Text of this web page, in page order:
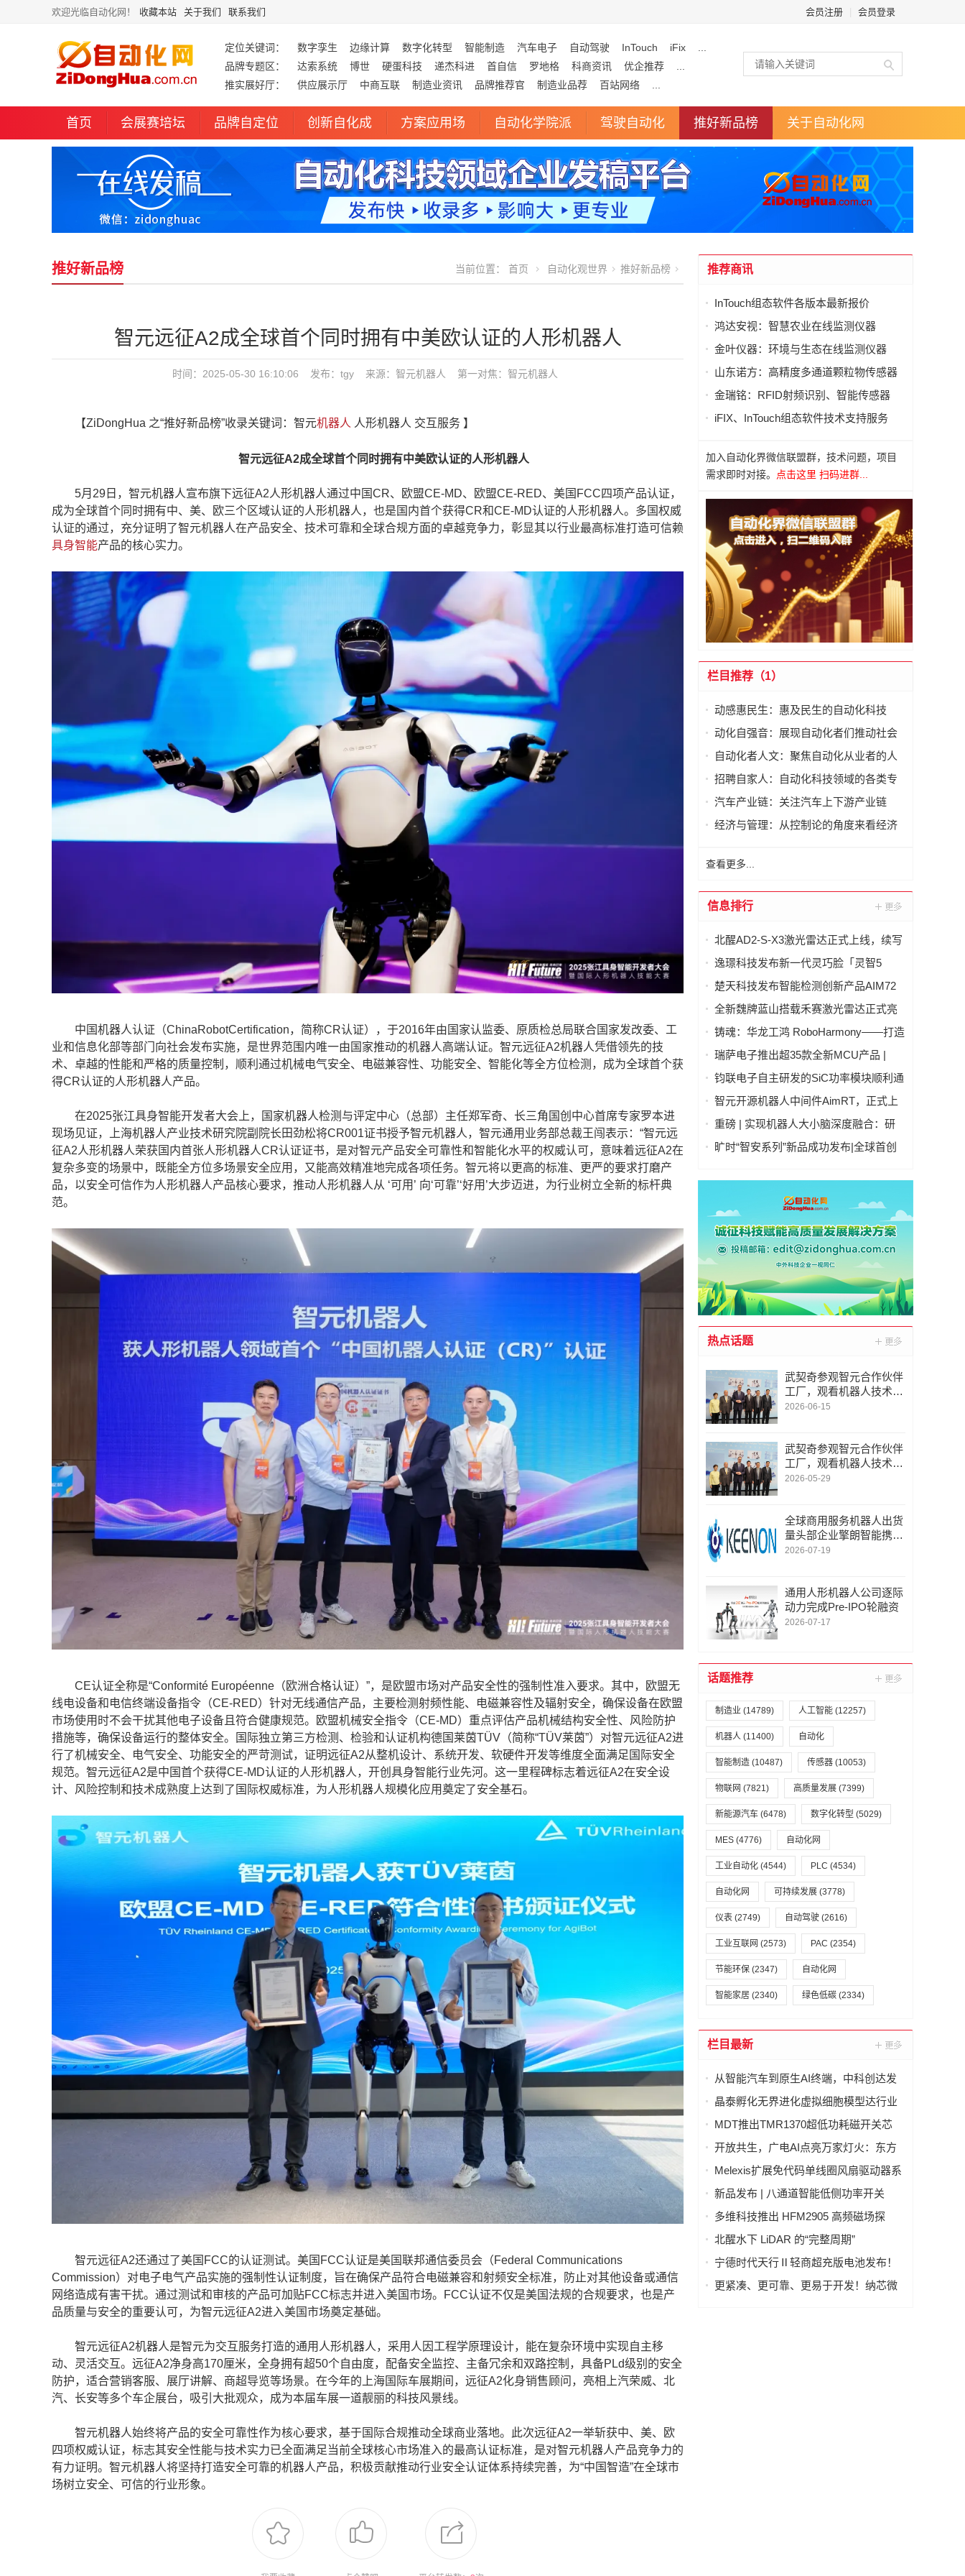
欢迎光临自动化网！ 收藏本站 关于我们 联系我们 会员注册 会员登录
定位关键词： 数字孪生 边缘计算 数字化转型 智能制造 汽车电子 自动驾驶 InTouch iFix
品牌专题区：
达索系统 博世 硬蛋科技 递杰科进 首自信 罗地格 科商资讯 优企推荐
推实展好厅：
供应展示厅 中商互联 制造业资讯 品牌推荐官 制造业品荐 百站网络
首页 会展赛培坛 品牌自定位 创新自化成 方案应用场 自动化学院派 驾驶自动化 推好新品榜 关于自动化网
推好新品榜 当前位置： 首页 自动化观世界 推好新品榜
智元远征A2成全球首个同时拥有中美欧认证的人形机器人
时间：2025-05-30 16:10:06 发布：tgy 来源：智元机器人 第一对焦： 智元机器人
【ZiDongHua 之“推好新品榜”收录关键词：智元机器人 人形机器人 交互服务 】
智元远征A2成全球首个同时拥有中美欧认证的人形机器人
5月29日，智元机器人宣布旗下远征A2人形机器人通过中国CR、欧盟CE-MD、欧盟CE-RED、美国FCC四项产品认证，
成为全球首个同时拥有中、美、欧三个区域认证的人形机器人，也是国内首个获得CR和CE-MD认证的人形机器人。多国权威
认证的通过，充分证明了智元机器人在产品安全、技术可靠和全球合规方面的卓越竞争力，彰显其以行业最高标准打造可信赖
具身智能产品的核心实力。
中国机器人认证（ChinaRobotCertification，简称CR认证），于2016年由国家认监委、原质检总局联合国家发改委、工
业和信息化部等部门向社会发布实施，是世界范围内唯一由国家推动的机器人高端认证。智元远征A2机器人凭借领先的技
术、卓越的性能和严格的质量控制，顺利通过机械电气安全、电磁兼容性、功能安全、智能化等全方位检测，成为全球首个获
得CR认证的人形机器人产品。
在2025张江具身智能开发者大会上，国家机器人检测与评定中心（总部）主任郑军奇、长三角国创中心首席专家罗本进
现场见证，上海机器人产业技术研究院副院长田劲松将CR001证书授予智元机器人，智元通用业务部总裁王闯表示：“智元远
征A2人形机器人荣获国内首张人形机器人CR认证证书，是对智元产品安全可靠性和智能化水平的权威认可，意味着远征A2在
复杂多变的场景中，既能全方位多场景安全应用，又能高效精准地完成各项任务。智元将以更高的标准、更严的要求打磨产
品，以安全可信作为人形机器人产品核心要求，推动人形机器人从 ‘可用’ 向‘可靠’‘好用’大步迈进，为行业树立全新的标杆典
范。
CE认证全称是“Conformité Européenne（欧洲合格认证）”，是欧盟市场对产品安全性的强制性准入要求。其中，欧盟无
线电设备和电信终端设备指令（CE-RED）针对无线通信产品，主要检测射频性能、电磁兼容性及辐射安全，确保设备在欧盟
市场使用时不会干扰其他电子设备且符合健康规范。欧盟机械安全指令（CE-MD）重点评估产品机械结构安全性、风险防护
措施等，确保设备运行的整体安全。国际独立第三方检测、检验和认证机构德国莱茵TÜV（简称“TÜV莱茵”）对智元远征A2进
行了机械安全、电气安全、功能安全的严苛测试，证明远征A2从整机设计、系统开发、软硬件开发等维度全面满足国际安全
规范。智元远征A2是中国首个获得CE-MD认证的人形机器人，开创具身智能行业先河。这一里程碑标志着远征A2在安全设
计、风险控制和技术成熟度上达到了国际权威标准，为人形机器人规模化应用奠定了安全基石。
智元远征A2还通过了美国FCC的认证测试。美国FCC认证是美国联邦通信委员会（Federal Communications
Commission）对电子电气产品实施的强制性认证制度，旨在确保产品符合电磁兼容和射频安全标准，防止对其他设备或通信
网络造成有害干扰。通过测试和审核的产品可加贴FCC标志并进入美国市场。FCC认证不仅是美国法规的合规要求，也是产
品质量与安全的重要认可，为智元远征A2进入美国市场奠定基础。
智元远征A2机器人是智元为交互服务打造的通用人形机器人，采用人因工程学原理设计，能在复杂环境中实现自主移
动、灵活交互。远征A2净身高170厘米，全身拥有超50个自由度，配备安全监控、主备冗余和双路控制，具备PLd级别的安全
防护，适合营销客服、展厅讲解、商超导览等场景。在今年的上海国际车展期间，远征A2化身销售顾问，亮相上汽荣威、北
汽、长安等多个车企展台，吸引大批观众，成为本届车展一道靓丽的科技风景线。
智元机器人始终将产品的安全可靠性作为核心要求，基于国际合规推动全球商业落地。此次远征A2一举斩获中、美、欧
四项权威认证，标志其安全性能与技术实力已全面满足当前全球核心市场准入的最高认证标准，是对智元机器人产品竞争力的
有力证明。智元机器人将坚持打造安全可靠的机器人产品，积极贡献推动行业安全认证体系持续完善，为“中国智造”在全球市
场树立安全、可信的行业形象。
推荐商讯
InTouch组态软件各版本最新报价
鸿达安视：智慧农业在线监测仪器
金叶仪器：环境与生态在线监测仪器
山东诺方：高精度多通道颗粒物传感器
金瑞铭：RFID射频识别、智能传感器
iFIX、InTouch组态软件技术支持服务
加入自动化界微信联盟群，技术问题，项目
需求即时对接。
点击这里 扫码进群...
栏目推荐（1）
动感惠民生：惠及民生的自动化科技
动化自强音：展现自动化者们推动社会
进步发出的响亮声音
自动化者人文：聚焦自动化从业者的人
文思考
招聘自家人：自动化科技领域的各类专
家及人才需求资讯
汽车产业链：关注汽车上下游产业链
经济与管理：从控制论的角度来看经济
查看更多...
信息排行
北醒AD2-S-X3激光雷达正式上线，续写
智慧交通新篇章
逸璟科技发布新一代灵巧脸「灵智5
号」：开启人形机器人"生命感交互"新时
楚天科技发布智能检测创新产品AIM72
全自动灯检机
全新魏牌蓝山搭载禾赛激光雷达正式亮
相
铸魂：华龙工鸿 RoboHarmony——打造
自主可控工业操作系统硬核实力
瑞萨电子推出超35款全新MCU产品 |
RA4T1产品群、RA6T3产品群、RX26T
阵容
钧联电子自主研发的SiC功率模块顺利通
过AQG-324认证
智元开源机器人中间件AimRT，正式上
线！
重磅 | 实现机器人大小脑深度融合：研
华科技与国讯芯微联合发布Thor平台具
旷时“智安系列”新品成功发布|全球首创
热点话题
武契奇参观智元合作伙伴
工厂，观看机器人技术展
示
2026-06-15
武契奇参观智元合作伙伴
工厂，观看机器人技术展
示
2026-05-29
全球商用服务机器人出货
量头部企业擎朗智能携人
形机器人亮相2026世界人
2026-07-19
通用人形机器人公司逐际
动力完成Pre-IPO轮融资
2026-07-17
话题推荐
制造业 (14789) 人工智能 (12257)
机器人 (11400) 自动化
智能制造 (10487) 传感器 (10053)
物联网 (7821) 高质量发展 (7399)
新能源汽车 (6478) 数字化转型 (5029)
MES (4776) 自动化网
工业自动化 (4544) PLC (4534)
自动化网 可持续发展 (3778)
仪表 (2749) 自动驾驶 (2616)
工业互联网 (2573) PAC (2354)
节能环保 (2347) 自动化网
智能家居 (2340) 绿色低碳 (2334)
栏目最新
从智能汽车到原生AI终端，中科创达发
布 AquaClaw for IoT，打造面向物理世
晶泰孵化无界进化虚拟细胞模型达行业
最优(SOTA)，科学发现引擎开启内测申
MDT推出TMR1370超低功耗磁开关芯
片，助力CGM设备实现超过两年待机寿
开放共生，广电AI点亮万家灯火：东方
有线发布"爱管家"AI智能体东东生态合作
Melexis扩展免代码单线圈风扇驱动器系
列，强力赋能AI GPU散热
新品发布 | 八通道智能低侧功率开关
LD70008Q，汽车与工业负载驱动的理想
多维科技推出 HFM2905 高频磁场探
头，实现磁场信号实时分析
北醒水下 LiDAR 的“完整周期”
宁德时代天行Ⅱ轻商超充版电池发布！
物流行业进入8C超充时代
更紧凑、更可靠、更易于开发！纳芯微